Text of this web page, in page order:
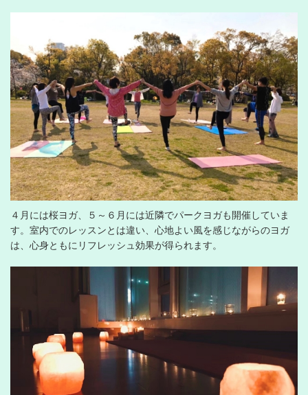
４月には桜ヨガ、５～６月には近隣でパークヨガも開催していま
す。室内でのレッスンとは違い、心地よい風を感じながらのヨガ
は、心身ともにリフレッシュ効果が得られます。